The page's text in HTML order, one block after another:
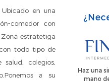
Ubicado en una
comedor con
estratetiga
todo tipo de
colegios,
a su
Haz una
mano